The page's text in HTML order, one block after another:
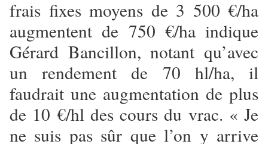
frais fixes moyens de 3 500 €/ha
augmentent de 750 €/ha indique
Gérard Bancillon, notant qu’avec
un rendement de 70 hl/ha, il
faudrait une augmentation de plus
de 10 €/hl des cours du vrac. « Je
ne suis pas sûr que l’on y arrive